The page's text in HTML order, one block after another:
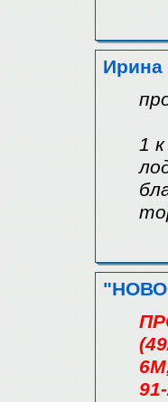
Ирина
1